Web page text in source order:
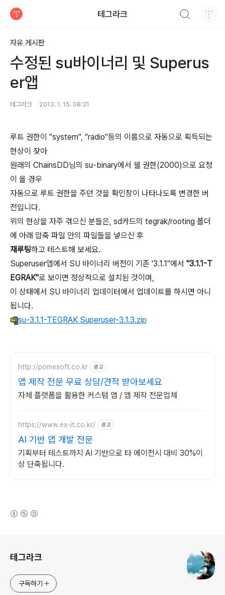
테그라크
자유 게시판
수정된 su바이너리 및 Superus
er앱
테그라크 2013. 1. 15. 08:31
루트 권한이 "system", "radio"등의 이름으로 자동으로 획득되는
현상이 잦아
원래의 ChainsDD님의 su-binary에서 쉘 권한(2000)으로 요청
이 올 경우
자동으로 루트 권한을 주던 것을 확인창이 나타나도록 변경한 버
전입니다.
위의 현상을 자주 겪으신 분들은, sd카드의 tegrak/rooting 폴더
에 아래 압축 파일 안의 파일들을 넣으신 후
재루팅하고 테스트해 보세요.
Superuser앱에서 SU 바이너리 버전이 기존 '3.1.1"에서 "3.1.1-T
EGRAK"로 보이면 정상적으로 설치된 것이며,
이 상태에서 SU 바이너리 업데이터에서 업데이트를 하시면 아니
됩니다.
su-3.1.1-TEGRAK Superuser-3.1.3.zip
http://pomesoft.co.kr 광고
앱 제작 전문 무료 상담/견적 받아보세요
자체 플랫폼을 활용한 커스텀 앱 / 앱 제작 전문업체
https://www.ex-it.co.kr/ 광고
AI 기반 앱 개발 전문
기획부터 테스트까지 AI 기반으로 타 에이전시 대비 30%이
상 단축됩니다.
테그라크
구독하기